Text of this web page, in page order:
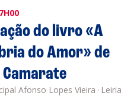
do livro «A
do Amor» de
Afonso Lopes Vieira · Leiria